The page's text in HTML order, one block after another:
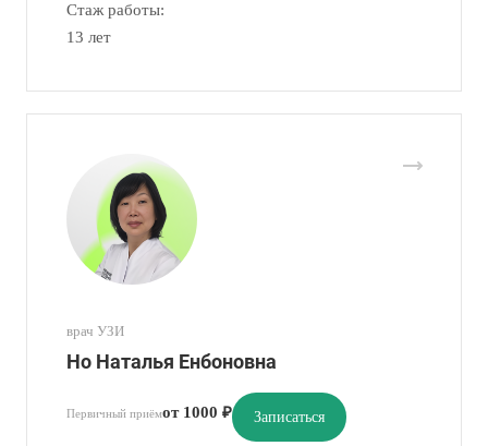
Стаж работы:
13 лет
врач УЗИ
Но Наталья Енбоновна
Первичный приёмот 1000 ₽ Записаться